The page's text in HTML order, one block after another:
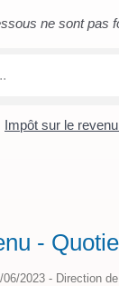
ne sont pas
Impôt sur le
-
2023 - Direction